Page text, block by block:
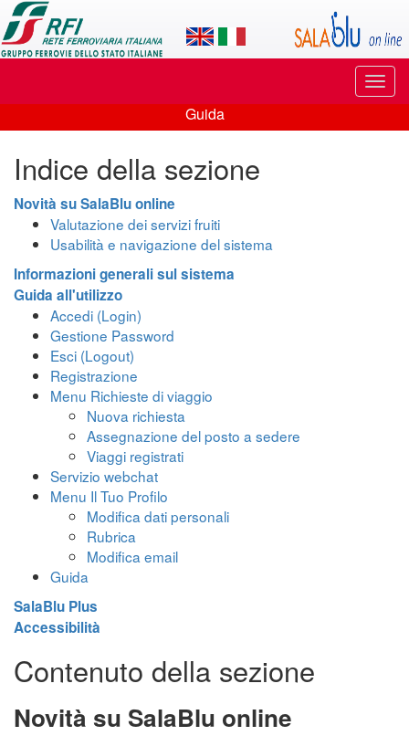
Applicazione
SalaBlu
Online
di
Rete
Ferroviaria
Italiana
di
Guida
Guida
Indice della sezione
Novità su SalaBlu online
Valutazione dei servizi fruiti
Usabilità e navigazione del sistema
Informazioni generali sul sistema
Guida all'utilizzo
Accedi (Login)
Gestione Password
Esci (Logout)
Registrazione
Menu Richieste di viaggio
Nuova richiesta
Assegnazione del posto a sedere
Viaggi registrati
Servizio webchat
Menu Il Tuo Profilo
Modifica dati personali
Rubrica
Modifica email
Guida
SalaBlu Plus
Accessibilità
Contenuto della sezione
Novità su SalaBlu online